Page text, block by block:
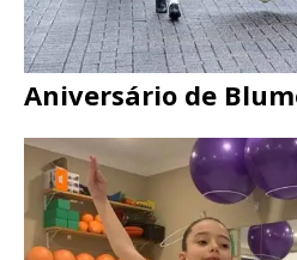
Aniversário de